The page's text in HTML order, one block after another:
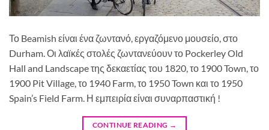
Το Beamish είναι ένα ζωντανό, εργαζόμενο μουσείο, στο
Durham. Οι λαϊκές στολές ζωντανεύουν το Pockerley Old
Hall and Landscape της δεκαετίας του 1820, το 1900 Town, το
1900 Pit Village, το 1940 Farm, το 1950 Town και το 1950
Spain’s Field Farm. Η εμπειρία είναι συναρπαστική !
CONTINUE READING →